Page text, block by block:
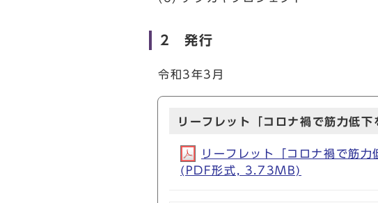
2 発行
令和3年3月
リーフレット「コロナ禍で筋力低
リーフレット「コロナ禍で筋
(PDF形式, 3.73MB)